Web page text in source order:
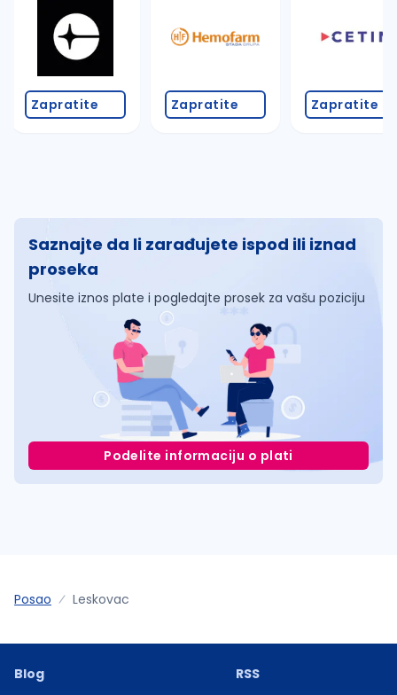
Zapratite Zapratite Zapratite
Saznajte da li zarađujete ispod ili iznad
proseka
Unesite iznos plate i pogledajte prosek za vašu poziciju
Podelite informaciju o plati
Posao Leskovac
Blog
RSS